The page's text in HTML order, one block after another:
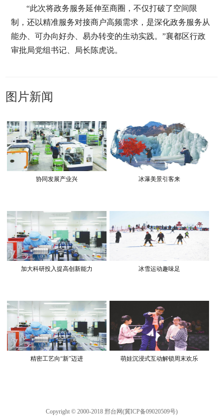
“此次将政务服务延伸至商圈，不仅打破了空间限
制，还以精准服务对接商户高频需求，是深化政务服务从
能办、可办向好办、易办转变的生动实践。”襄都区行政
审批局党组书记、局长陈虎说。
图片新闻
协同发展产业兴 冰瀑美景引客来
加大科研投入提高创新能力 冰雪运动趣味足
精密工艺向“新”迈进 萌娃沉浸式互动解锁周末欢乐